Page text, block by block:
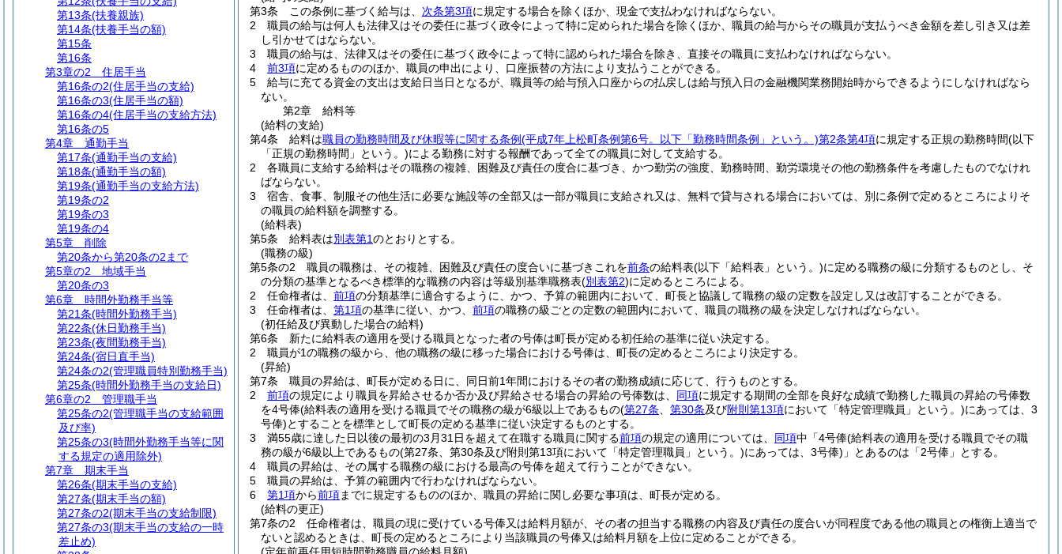
第3条
この条例に基づく給与は、 次条第3項に規定する場合を除くほか、現金で支払わなければならない。
2
職員の給与は何人も法律又はその委任に基づく政令によって特に定められた場合を除くほか、職員の給与からその職員が支払うべき金額を差し引き又は差
し引かせてはならない。
3
職員の給与は、法律又はその委任に基づく政令によって特に認められた場合を除き、直接その職員に支払わなければならない。
4
前3項に定めるもののほか、職員の申出により、口座振替の方法により支払うことができる。
5
給与に充てる資金の支出は支給日当日となるが、職員等の給与預入口座からの払戻しは給与預入日の金融機関業務開始時からできるようにしなければなら
ない。
第2章
給料等
(給料の支給)
第4条
給料は職員の勤務時間及び休暇等に関する条例(平成7年上松町条例第6号。以下「勤務時間条例」という。)第2条第4項に規定する正規の勤務時間(以下
「正規の勤務時間」という。)による勤務に対する報酬であって全ての職員に対して支給する。
2
各職員に支給する給料はその職務の複雑、困難及び責任の度合に基づき、かつ勤労の強度、勤務時間、勤労環境その他の勤務条件を考慮したものでなけれ
ばならない。
3
宿舎、食事、制服その他生活に必要な施設等の全部又は一部が職員に支給され又は、無料で貸与される場合においては、別に条例で定めるところによりそ
の職員の給料額を調整する。
(給料表)
第5条
給料表は別表第1のとおりとする。
(職務の級)
第5条の2
職員の職務は、その複雑、困難及び責任の度合いに基づきこれを前条の給料表(以下「給料表」という。)に定める職務の級に分類するものとし、そ
の分類の基準となるべき標準的な職務の内容は等級別基準職務表(別表第2)に定めるところによる。
2
任命権者は、 前項の分類基準に適合するように、かつ、予算の範囲内において、町長と協議して職務の級の定数を設定し又は改訂することができる。
3
任命権者は、 第1項の基準に従い、かつ、 前項の職務の級ごとの定数の範囲内において、職員の職務の級を決定しなければならない。
(初任給及び異動した場合の給料)
第6条
新たに給料表の適用を受ける職員となった者の号俸は町長が定める初任給の基準に従い決定する。
2
職員が1の職務の級から、他の職務の級に移った場合における号俸は、町長の定めるところにより決定する。
(昇給)
第7条
職員の昇給は、町長が定める日に、同日前1年間におけるその者の勤務成績に応じて、行うものとする。
2
前項の規定により職員を昇給させるか否か及び昇給させる場合の昇給の号俸数は、 同項に規定する期間の全部を良好な成績で勤務した職員の昇給の号俸数
を4号俸(給料表の適用を受ける職員でその職務の級が6級以上であるもの(第27条 第30条及び附則第13項において「特定管理職員」という。)にあっては、3
号俸)とすることを標準として町長の定める基準に従い決定するものとする。
3
満55歳に達した日以後の最初の3月31日を超えて在職する職員に関する前項の規定の適用については、 同項中「4号俸(給料表の適用を受ける職員でその職
務の級が6級以上であるもの(第27条、第30条及び附則第13項において「特定管理職員」という。)にあっては、3号俸) 」とあるのは「2号俸」とする。
4
職員の昇給は、その属する職務の級における最高の号俸を超えて行うことができない。
5
職員の昇給は、予算の範囲内で行わなければならない。
6
第1項から前項までに規定するもののほか、職員の昇給に関し必要な事項は、町長が定める。
(給料の更正)
第7条の2
任命権者は、職員の現に受けている号俸又は給料月額が、その者の担当する職務の内容及び責任の度合いが同程度である他の職員との権衡上適当で
ないと認めるときは、町長の定めるところにより当該職員の号俸又は給料月額を上位に定めることができる。
第13条(扶養親族)
第14条(扶養手当の額)
第15条
第16条
第3章の2
住居手当
第16条の2(住居手当の支給)
第16条の3(住居手当の額)
第16条の4(住居手当の支給方法)
第16条の5
第4章
通勤手当
第17条(通勤手当の支給)
第18条(通勤手当の額)
第19条(通勤手当の支給方法)
第19条の2
第19条の3
第19条の4
第5章
削除
第20条から第20条の2まで
第5章の2
地域手当
第20条の3
第6章
時間外勤務手当等
第21条(時間外勤務手当)
第22条(休日勤務手当)
第23条(夜間勤務手当)
第24条(宿日直手当)
第24条の2(管理職員特別勤務手当)
第25条(時間外勤務手当の支給日)
第6章の2
管理職手当
第25条の2(管理職手当の支給範囲
及び率)
第25条の3(時間外勤務手当等に関
する規定の適用除外)
第7章
期末手当
第26条(期末手当の支給)
第27条(期末手当の額)
第27条の2(期末手当の支給制限)
第27条の3(期末手当の支給の一時
差止め)